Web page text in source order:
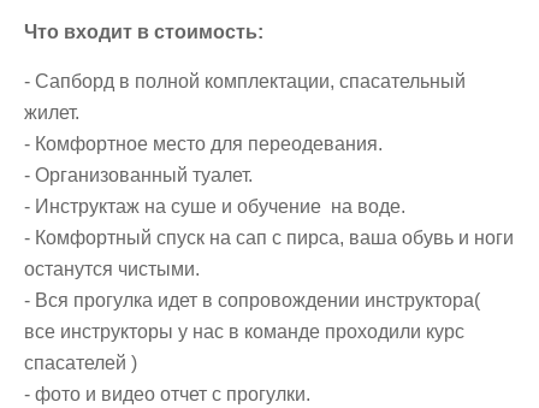
Что входит в стоимость:
- Сапборд в полной комплектации, спасательный
жилет.
- Комфортное место для переодевания.
- Организованный туалет.
- Инструктаж на суше и обучение на воде.
- Комфортный спуск на сап с пирса, ваша обувь и ноги
останутся чистыми.
- Вся прогулка идет в сопровождении инструктора(
все инструкторы у нас в команде проходили курс
спасателей )
- фото и видео отчет с прогулки.